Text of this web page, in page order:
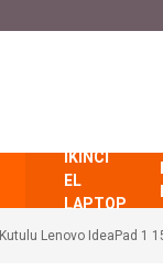
İKİNCİ
EL
LAPTOP
Kutulu Lenovo IdeaPad 1